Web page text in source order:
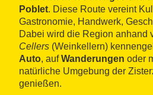
Poblet. Diese Route vereint
Gastronomie, Handwerk,
Dabei wird die Region anhand
Cellers (Weinkellern)
Auto, aufWanderungen oder
natürliche Umgebung der
genießen.